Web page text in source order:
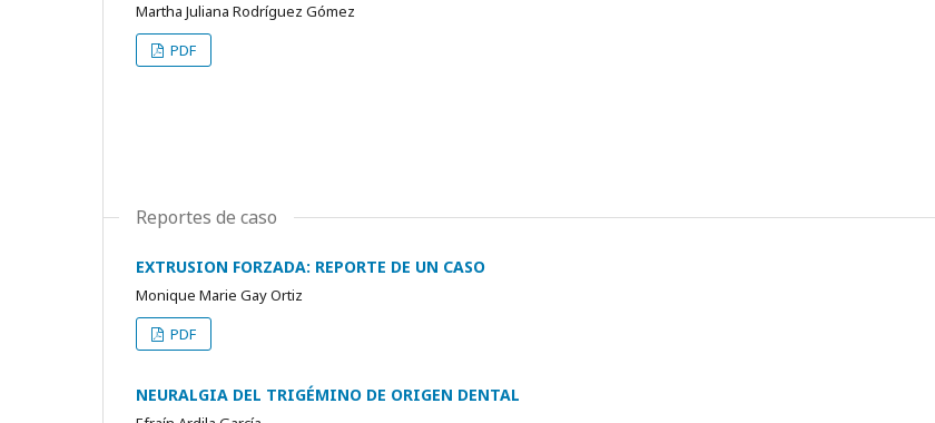
Martha Juliana Rodríguez Gómez
PDF
Reportes de caso
EXTRUSION FORZADA: REPORTE DE UN CASO
Monique Marie Gay Ortiz
PDF
NEURALGIA DEL TRIGÉMINO DE ORIGEN DENTAL